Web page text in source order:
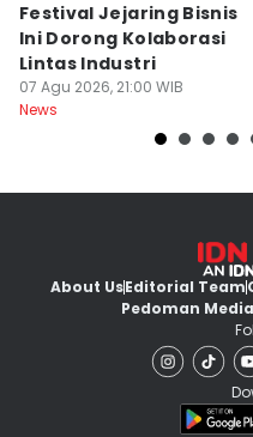
Festival Jejaring Bisnis
Ini Dorong Kolaborasi
Lintas Industri
07 Agu 2026, 21:00 WIB
News
About UsEditorial Team
Pedoman